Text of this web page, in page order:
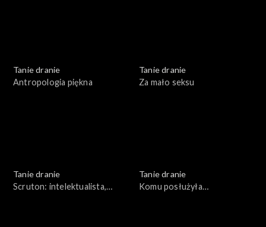
Tanie dranie
Antropologia piękna
Tanie dranie
Za mało seksu
Tanie dranie
Scruton: intelektualista,
Tanie dranie
Komu posłużyła